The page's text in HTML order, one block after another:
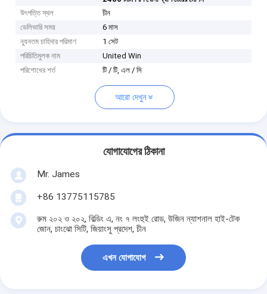
উৎপত্তি স্থল
চীন
ডেলিভারি সময়
6 মাস
ন্যূনতম চাহিদার পরিমাণ
1 সেট
পরিচিতিমুলক নাম
United Win
পরিশোধের শর্ত
টি / টি, এল / সি
আরো দেখুন
যোগাযোগের ঠিকানা
Mr. James
+86 13775115785
রুম ২০২ ও ২০২, বিল্ডিং এ, নং ৭ লংহুই রোড, উজিন ন্যাশনাল হাই-টেক
জোন, চাংঝো সিটি, জিয়াংসু প্রদেশ, চীন
এখন যোগাযোগ